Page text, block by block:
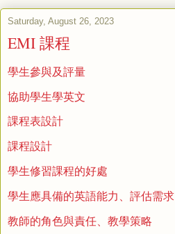
Saturday, August 26, 2023
EMI 課程
學生參與及評量
協助學生學英文
課程表設計
課程設計
學生修習課程的好處
學生應具備的英語能力、評估需求
教師的角色與責任、教學策略